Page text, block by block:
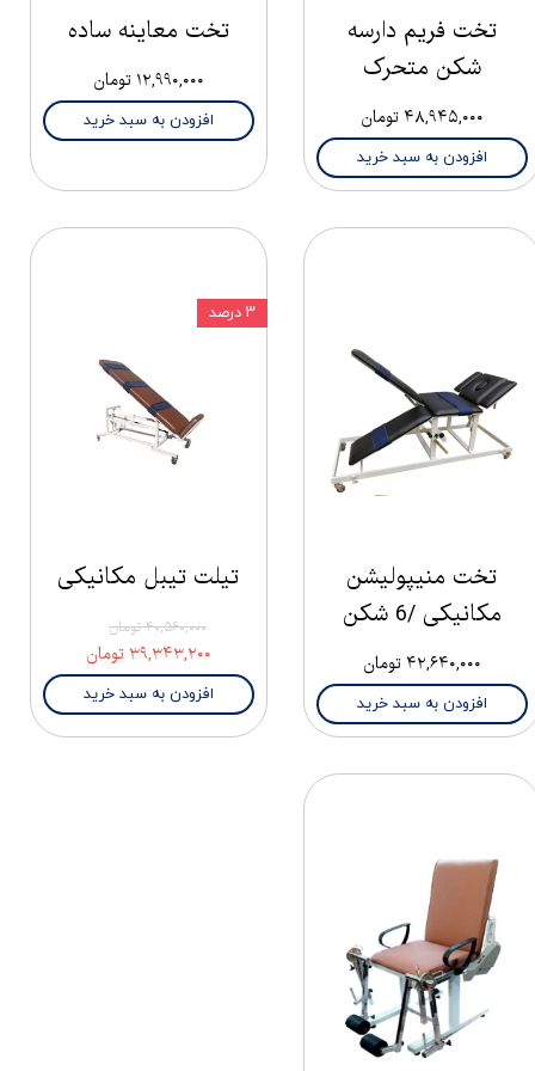
تخت فریم دارسه
شکن متحرک
۴۸,۹۴۵,۰۰۰ تومان
افزودن به سبد خرید
تخت معاینه ساده
۱۲,۹۹۰,۰۰۰ تومان
افزودن به سبد خرید
تخت منیپولیشن
مکانیکی /6 شکن
۴۲,۶۴۰,۰۰۰ تومان
افزودن به سبد خرید
تیلت تیبل مکانیکی
۴۰,۵۶۰,۰۰۰ تومان
۳۹,۳۴۳,۲۰۰ تومان
افزودن به سبد خرید
۳ درصد